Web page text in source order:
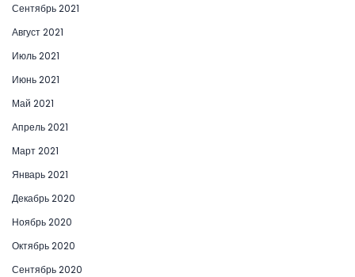
Сентябрь 2021
Август 2021
Июль 2021
Июнь 2021
Май 2021
Апрель 2021
Март 2021
Январь 2021
Декабрь 2020
Ноябрь 2020
Октябрь 2020
Сентябрь 2020